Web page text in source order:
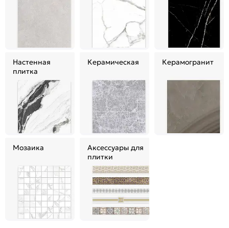
Настенная
плитка
Керамическая Керамогранит
Мозаика
Аксессуары для
плитки